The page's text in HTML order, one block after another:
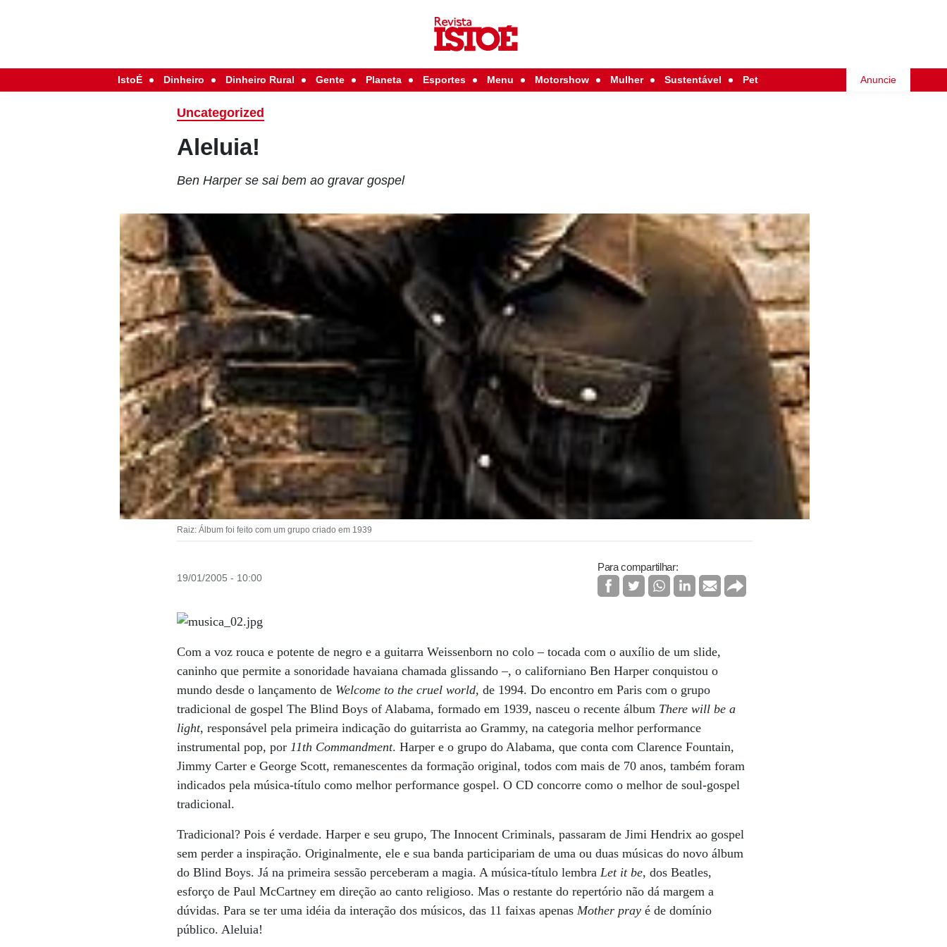
IstoÉ Dinheiro Dinheiro Rural Gente Planeta Esportes Menu Motorshow Mulher Sustentável Pet Anuncie
Uncategorized
Aleluia!
Ben Harper se sai bem ao gravar gospel
Raiz: Álbum foi feito com um grupo criado em 1939
19/01/2005 - 10:00
Para compartilhar:
Com a voz rouca e potente de negro e a guitarra Weissenborn no colo – tocada com o auxílio de um slide,
caninho que permite a sonoridade havaiana chamada glissando –, o californiano Ben Harper conquistou o
mundo desde o lançamento de Welcome to the cruel world, de 1994. Do encontro em Paris com o grupo
tradicional de gospel The Blind Boys of Alabama, formado em 1939, nasceu o recente álbum There will be a
light, responsável pela primeira indicação do guitarrista ao Grammy, na categoria melhor performance
instrumental pop, por11th Commandment. Harper e o grupo do Alabama, que conta com Clarence Fountain,
Jimmy Carter e George Scott, remanescentes da formação original, todos com mais de 70 anos, também foram
indicados pela música-título como melhor performance gospel. O CD concorre como o melhor de soul-gospel
tradicional.
Tradicional? Pois é verdade. Harper e seu grupo, The Innocent Criminals, passaram de Jimi Hendrix ao gospel
sem perder a inspiração. Originalmente, ele e sua banda participariam de uma ou duas músicas do novo álbum
do Blind Boys. Já na primeira sessão perceberam a magia. A música-título lembraLet it be, dos Beatles,
esforço de Paul McCartney em direção ao canto religioso. Mas o restante do repertório não dá margem a
dúvidas. Para se ter uma idéia da interação dos músicos, das 11 faixas apenasMother pray é de domínio
público. Aleluia!